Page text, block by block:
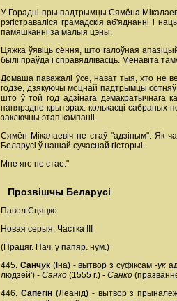
У Горадні пры падтрымцы Сямёна
рэгістраваліся грамадскія аб'яднанні і
памяшканні за малыя цэны.
Цяжка ўявіць сёння, што галоўная
былі праўда і справядлівасць. Менавіта
Домаша паважалі ўсе, нават тыя, хто не
годзе, дзякуючы моцнай падтрымцы сотняў
што ў той год адзінага дэмакратычнага
папярэдне крытэрах: колькасці сабраных
заключны этап кампаніі.
Сямён Мікалаевіч не стаў "адзіным". Як
Беларусі ў нашай сучаснай гісторыі.
Мне яго не стае."
Прозвішчы Беларусі
Павел Сцяцко
Новая серыя. Частка ІІІ
(Працяг. Пач. у папяр. нум.)
445. Санчук(Іна) - вытвор з суфіксам -ук
людзей') - Санко (1555 г.) - Санко
446. Сапегін(Леанід) - вытвор з